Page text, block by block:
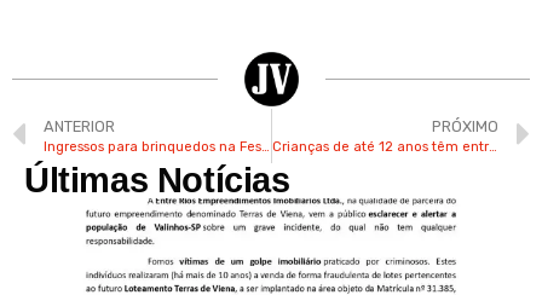
ANTERIOR
Ingressos para brinquedos na Festa do Figo vão ser vendidos pela metade do preço nesta 5ª
PRÓXIMO
Crianças de até 12 anos têm entrada gratuita no parque Hopi Hari até 26 de fevereiro
Últimas Notícias